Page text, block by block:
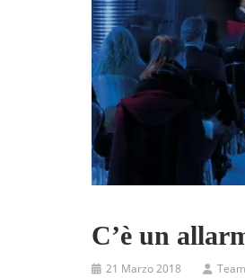
C’è un
21 Marzo 2018